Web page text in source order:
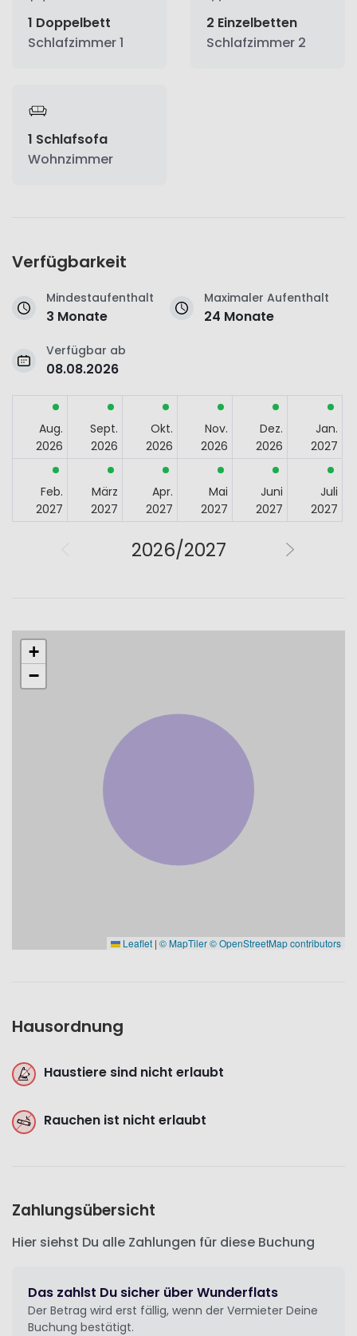
1 Doppelbett
Schlafzimmer 1
2 Einzelbetten
Schlafzimmer 2
1 Schlafsofa
Wohnzimmer
Verfügbarkeit
Mindestaufenthalt
3 Monate
Maximaler Aufenthalt
24 Monate
Verfügbar ab
08.08.2026
Aug.
2026
Sept.
2026
Okt.
2026
Nov.
2026
Dez.
2026
Jan.
2027
Feb.
2027
März
2027
Apr.
2027
Mai
2027
Juni
2027
Juli
2027
2026/2027
+
−
Leaflet | © MapTiler© OpenStreetMap contributors
Hausordnung
Haustiere sind nicht erlaubt
Rauchen ist nicht erlaubt
Zahlungsübersicht
Hier siehst Du alle Zahlungen für diese Buchung
Das zahlst Du sicher über Wunderflats
Der Betrag wird erst fällig, wenn der Vermieter Deine
Buchung bestätigt.